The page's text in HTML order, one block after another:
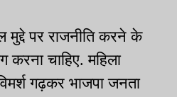
पर राजनीति करने के
करना चाहिए. महिला
गढ़कर भाजपा जनता